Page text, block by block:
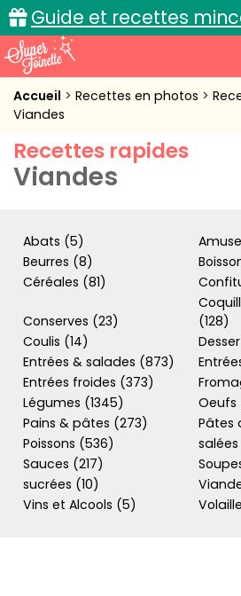
Guide et recettes
Accueil
Cuisine pratique
Accueil Recettes en photos
Viandes
Recettes rapides
Viandes
Abats (5)
Beurres (8)
Céréales (81)
Conserves (23)
(128)
Coulis (14)
Entrées & salades (873)
Entrées froides (373)
Légumes (1345)
Oeufs
Pains & pâtes (273)
Pâtes
Poissons (536)
salées
Sauces (217)
sucrées (10)
Vins et Alcools (5)